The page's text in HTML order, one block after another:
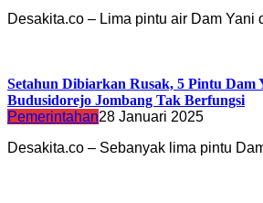
Desakita.co – Lima pintu air Dam
Setahun Dibiarkan Rusak, 5 Pintu Dam
Budusidorejo Jombang Tak Berfungsi
Pemerintahan28 Januari 2025
Desakita.co – Sebanyak lima pintu